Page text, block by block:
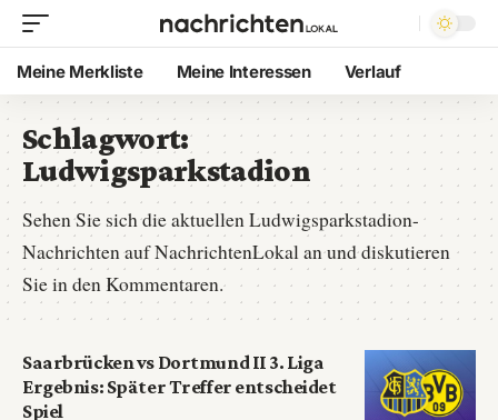
Meine Merkliste Meine Interessen Verlauf
Schlagwort:
Ludwigsparkstadion
Sehen Sie sich die aktuellen Ludwigsparkstadion-
Nachrichten auf NachrichtenLokal an und diskutieren
Sie in den Kommentaren.
Saarbrücken vs Dortmund II 3. Liga
Ergebnis: Später Treffer entscheidet
Spiel